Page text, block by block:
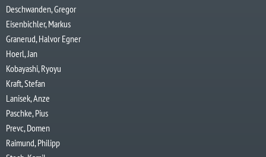
Deschwanden, Gregor
Eisenbichler, Markus
Granerud, Halvor Egner
Hoerl, Jan
Kobayashi, Ryoyu
Kraft, Stefan
Lanisek, Anze
Paschke, Pius
Prevc, Domen
Raimund, Philipp